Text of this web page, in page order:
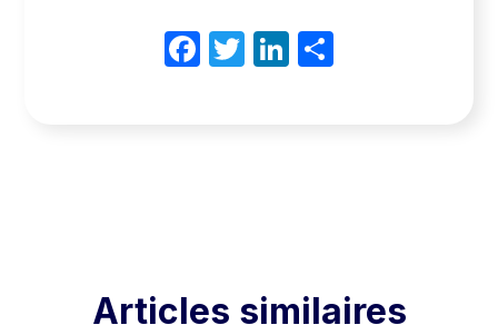
Facebook
TwitterLinkedIn
Articles similaires